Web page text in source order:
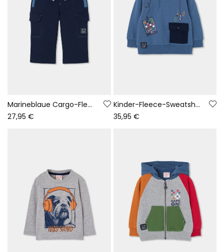
Marineblaue Cargo-Fleecehose für Jungen
27,95 €
Kinder-Fleece-Sweatshirt mit Kapuze und Gaming-Aufdruck in Blau
35,95 €